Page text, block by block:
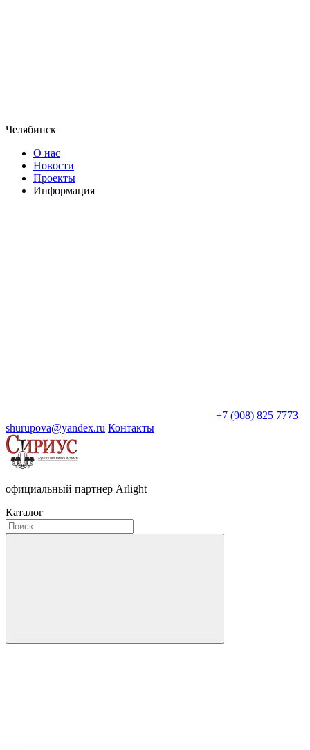
Челябинск
О нас
Новости
Проекты
Информация
+7 (908) 825 7773
shurupova@yandex.ru Контакты
официальный партнер Arlight
Каталог